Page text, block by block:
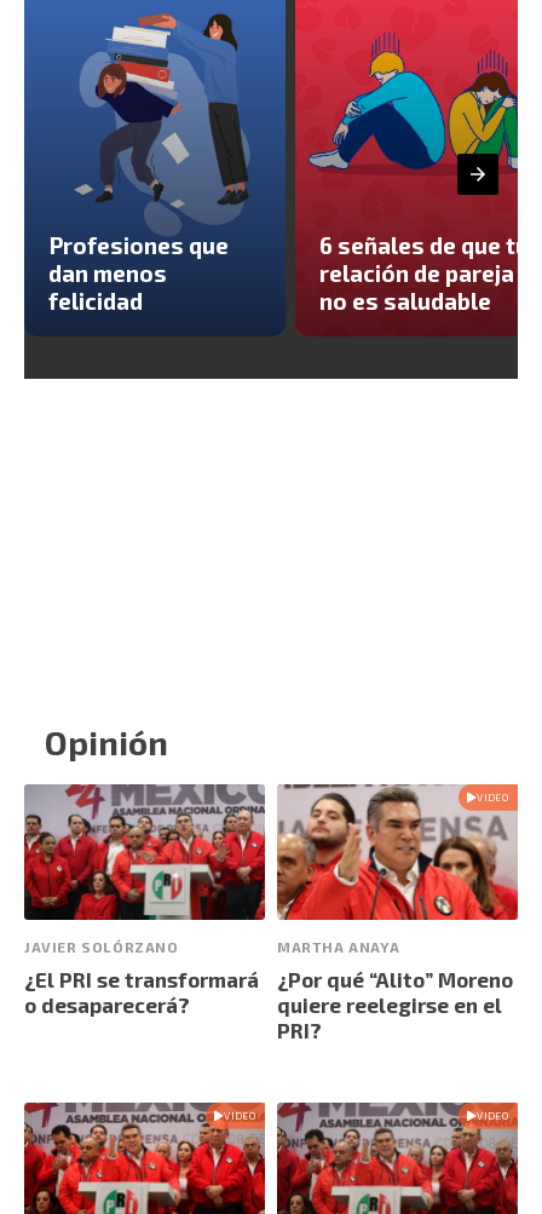
Profesiones que
dan menos
felicidad
6 señales de que tu
relación de pareja
no es saludable
Opinión
JAVIER SOLÓRZANO
¿El PRI se transformará
o desaparecerá?
VIDEO
MARTHA ANAYA
¿Por qué “Alito” Moreno
quiere reelegirse en el
PRI?
VIDEO VIDEO